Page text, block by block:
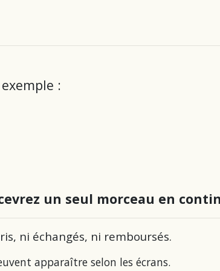
:
un seul morceau en
ni échangés, ni remboursés.
apparaître selon les écrans.